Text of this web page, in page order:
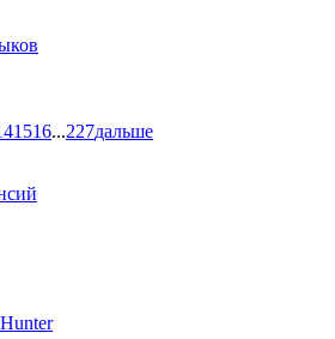
1516...227дальше